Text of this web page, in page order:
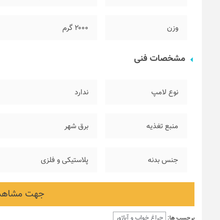
وزن ۲۰۰۰ گرم
مشخصات فنی
نوع لامپ ندارد
منبع تغذیه برق شهر
جنس بدنه پلاستیکی و فلزی
جهت
برچسب ها: چراغ خواب و آباژور